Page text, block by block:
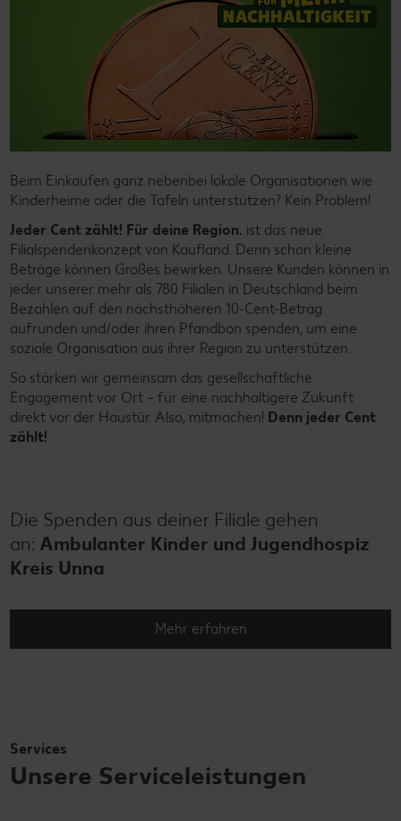
Beim Einkaufen ganz nebenbei lokale Organisationen wie
Kinderheime oder die Tafeln unterstützen? Kein Problem!
Jeder Cent zählt! Für deine Region. ist das neue
Filialspendenkonzept von Kaufland. Denn schon kleine
Beträge können Großes bewirken. Unsere Kunden können in
jeder unserer mehr als 780 Filialen in Deutschland beim
Bezahlen auf den nächsthöheren 10-Cent-Betrag
aufrunden und/oder ihren Pfandbon spenden, um eine
soziale Organisation aus ihrer Region zu unterstützen.
So stärken wir gemeinsam das gesellschaftliche
Engagement vor Ort – für eine nachhaltigere Zukunft
direkt vor der Haustür. Also, mitmachen! Denn jeder Cent
zählt!
Die Spenden aus deiner Filiale gehen
an: Ambulanter Kinder und Jugendhospiz
Kreis Unna
Mehr erfahren
Services
Unsere Serviceleistungen